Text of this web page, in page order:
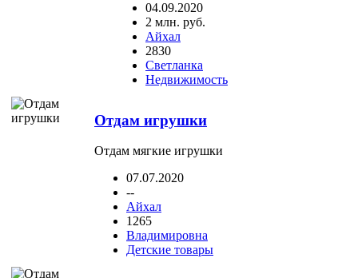
04.09.2020
2 млн. руб.
Айхал
2830
Светланка
Недвижимость
Отдам игрушки
Отдам мягкие игрушки
07.07.2020
--
Айхал
1265
Владимировна
Детские товары